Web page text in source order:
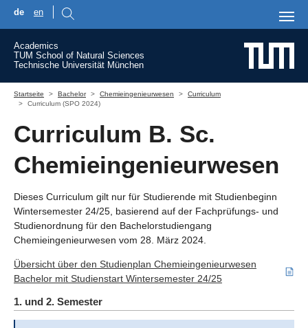
de en
Academics
TUM School of Natural Sciences
Technische Universität München
Startseite
Bachelor Chemieingenieurwesen
Curriculum
Curriculum (SPO 2024)
Curriculum B. Sc.
Chemieingenieurwesen
Dieses Curriculum gilt nur für Studierende mit Studienbeginn
Wintersemester 24/25, basierend auf der Fachprüfungs- und
Studienordnung für den Bachelorstudiengang
Chemieingenieurwesen vom 28. März 2024.
Übersicht über den Studienplan Chemieingenieurwesen
Bachelor mit Studienstart Wintersemester 24/25
1. und 2. Semester